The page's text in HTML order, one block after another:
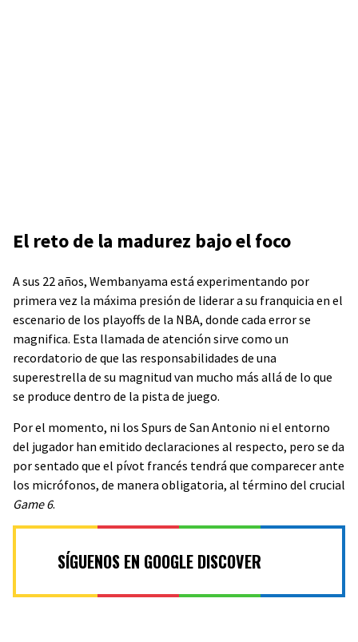
El reto de la madurez bajo el foco
A sus 22 años, Wembanyama está experimentando por
primera vez la máxima presión de liderar a su franquicia en el
escenario de los playoffs de la NBA, donde cada error se
magnifica. Esta llamada de atención sirve como un
recordatorio de que las responsabilidades de una
superestrella de su magnitud van mucho más allá de lo que
se produce dentro de la pista de juego.
Por el momento, ni los Spurs de San Antonio ni el entorno
del jugador han emitido declaraciones al respecto, pero se da
por sentado que el pívot francés tendrá que comparecer ante
los micrófonos, de manera obligatoria, al término del crucial
Game 6.
SÍGUENOS EN GOOGLE DISCOVER